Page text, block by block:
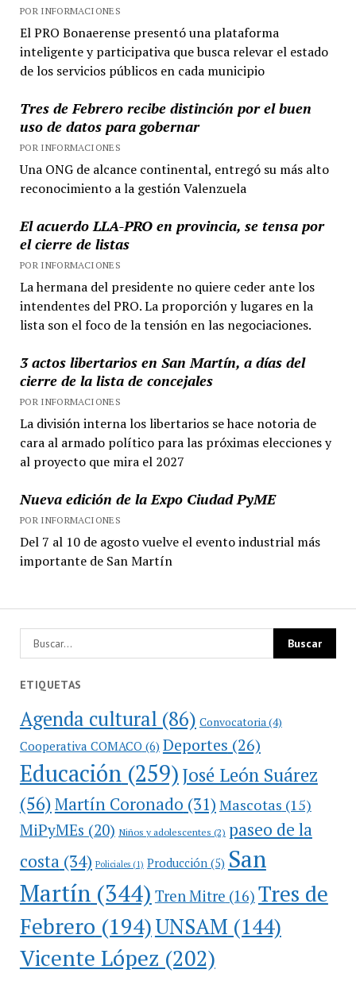
POR INFORMACIONES
El PRO Bonaerense presentó una plataforma
inteligente y participativa que busca relevar el estado
de los servicios públicos en cada municipio
Tres de Febrero recibe distinción por el buen
uso de datos para gobernar
POR INFORMACIONES
Una ONG de alcance continental, entregó su más alto
reconocimiento a la gestión Valenzuela
El acuerdo LLA-PRO en provincia, se tensa por
el cierre de listas
POR INFORMACIONES
La hermana del presidente no quiere ceder ante los
intendentes del PRO. La proporción y lugares en la
lista son el foco de la tensión en las negociaciones.
3 actos libertarios en San Martín, a días del
cierre de la lista de concejales
POR INFORMACIONES
La división interna los libertarios se hace notoria de
cara al armado político para las próximas elecciones y
al proyecto que mira el 2027
Nueva edición de la Expo Ciudad PyME
POR INFORMACIONES
Del 7 al 10 de agosto vuelve el evento industrial más
importante de San Martín
ETIQUETAS
Agenda cultural (86) Convocatoria (4)
Cooperativa COMACO(6) Deportes (26)
Educación(259)José León Suárez
(56)Martín Coronado (31) Mascotas (15)
MiPyMEs (20) Niños y adolescentes (2) paseo de la
costa(34) Policiales(1) Producción(5) San
Martín(344) Tren Mitre (16) Tres de
Febrero (194)UNSAM (144)
Vicente López (202)